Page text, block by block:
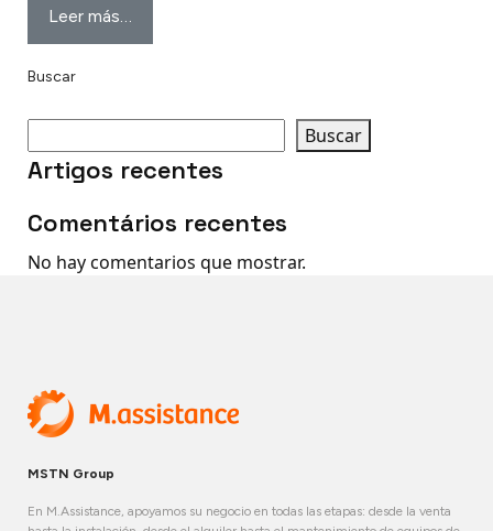
Leer más…
Buscar
Buscar
Artigos recentes
Comentários recentes
No hay comentarios que mostrar.
MSTN Group
En M.Assistance, apoyamos su negocio en todas las etapas: desde la venta